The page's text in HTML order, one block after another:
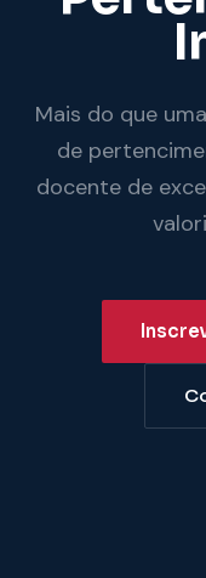
Mais do que
de
docente de